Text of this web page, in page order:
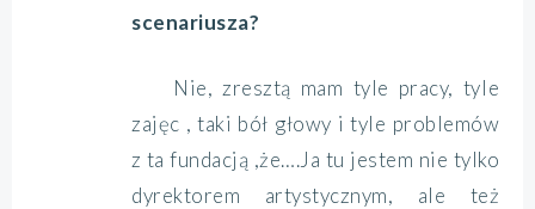
scenariusza?
Nie, zresztą mam tyle pracy, tyle
zajęc , taki bół głowy i tyle problemów
z ta fundacją ,że….Ja tu jestem nie tylko
dyrektorem artystycznym, ale też